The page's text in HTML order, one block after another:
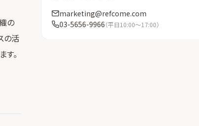
の
の活
。
marketing@refcome.com
03-5656-9966（平日10:00〜17:00）